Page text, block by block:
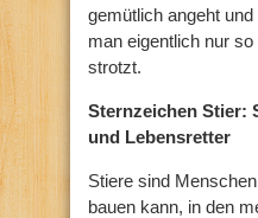
gemütlich angeht
man eigentlich nur
strotzt.
Sternzeichen Stier:
und Lebensretter
Stiere sind
bauen kann, in den